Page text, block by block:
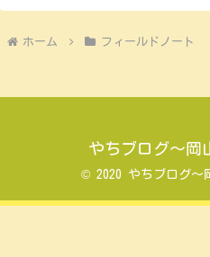
ホーム フィールドノート
やちブログ～岡
© 2020 やちブログ～